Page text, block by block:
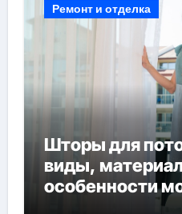
Ремонт и отделка
Шторы для
виды,
особенности